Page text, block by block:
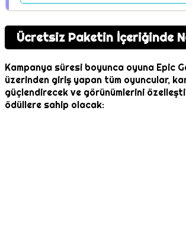
Ücretsiz Paketin İçeriğinde
Kampanya süresi boyunca oyuna Epic
üzerinden giriş yapan tüm oyuncular,
güçlendirecek ve görünümlerini
ödüllere sahip olacak: